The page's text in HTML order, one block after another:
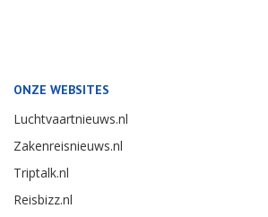
ONZE WEBSITES
Luchtvaartnieuws.nl
Zakenreisnieuws.nl
Triptalk.nl
Reisbizz.nl